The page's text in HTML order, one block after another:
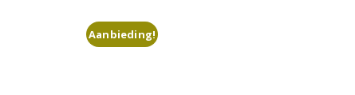
Aanbieding!